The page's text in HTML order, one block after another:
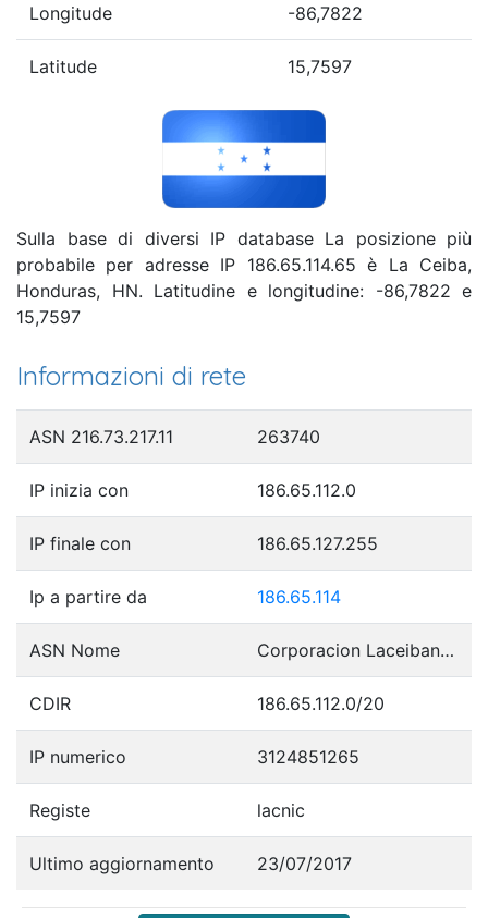
Longitude -86,7822
Latitude 15,7597
Sulla base di diversi IP database La posizione più
probabile per adresse IP 186.65.114.65 è La Ceiba,
Honduras, HN. Latitudine e longitudine: -86,7822 e
15,7597
Informazioni di rete
ASN 216.73.217.11 263740
IP inizia con 186.65.112.0
IP finale con 186.65.127.255
Ip a partire da 186.65.114
ASN Nome Corporacion Laceibanetsociety
CDIR 186.65.112.0/20
IP numerico 3124851265
Registe lacnic
Ultimo aggiornamento 23/07/2017